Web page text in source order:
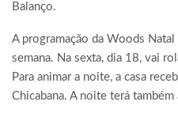
Balanço.
A programação da Woods
semana. Na sexta, dia 18, vai
Para animar a noite, a casa
Chicabana. A noite terá também